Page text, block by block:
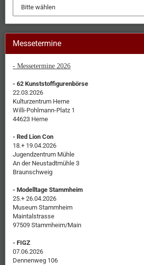
Messetermine
- Messetermine 2026
- 62 Kunststoffigurenbörse
22.03.2026
Kulturzentrum Herne
Willi-Pohlmann-Platz 1
44623 Herne
- Red Lion Con
18.+ 19.04.2026
Jugendzentrum Mühle
An der Neustadtmühle 3
Braunschweig
- Modelltage Stammheim
25.+ 26.04.2026
Museum Stammheim
Maintalstrasse
97509 Stammheim/Main
- FIGZ
07.06.2026
Dennenweg 106